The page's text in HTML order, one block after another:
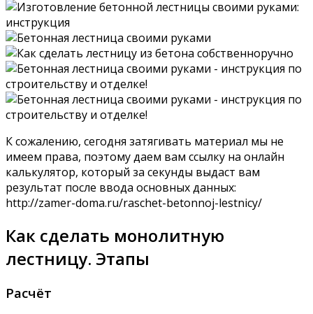
К сожалению, сегодня затягивать материал мы не
имеем права, поэтому даем вам ссылку на онлайн
калькулятор, который за секунды выдаст вам
результат после ввода основных данных:
http://zamer-doma.ru/raschet-betonnoj-lestnicy/
Как сделать монолитную
лестницу. Этапы
Расчёт